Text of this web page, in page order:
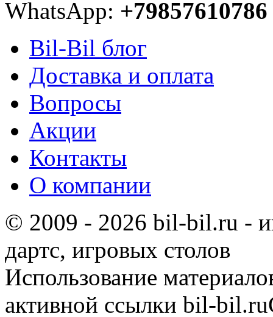
WhatsApp: +79857610786
Bil-Bil блог
Доставка и оплата
Вопросы
Акции
Контакты
О компании
© 2009 - 2026 bil-bil.ru -
дартс, игровых столов
Использование
активной ссылки bil-bil.ru